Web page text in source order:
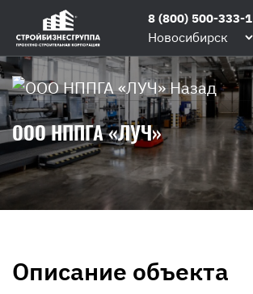
8 (800) 500-333-1
Новосибирск
Назад
ООО НППГА «ЛУЧ»
Описание объекта